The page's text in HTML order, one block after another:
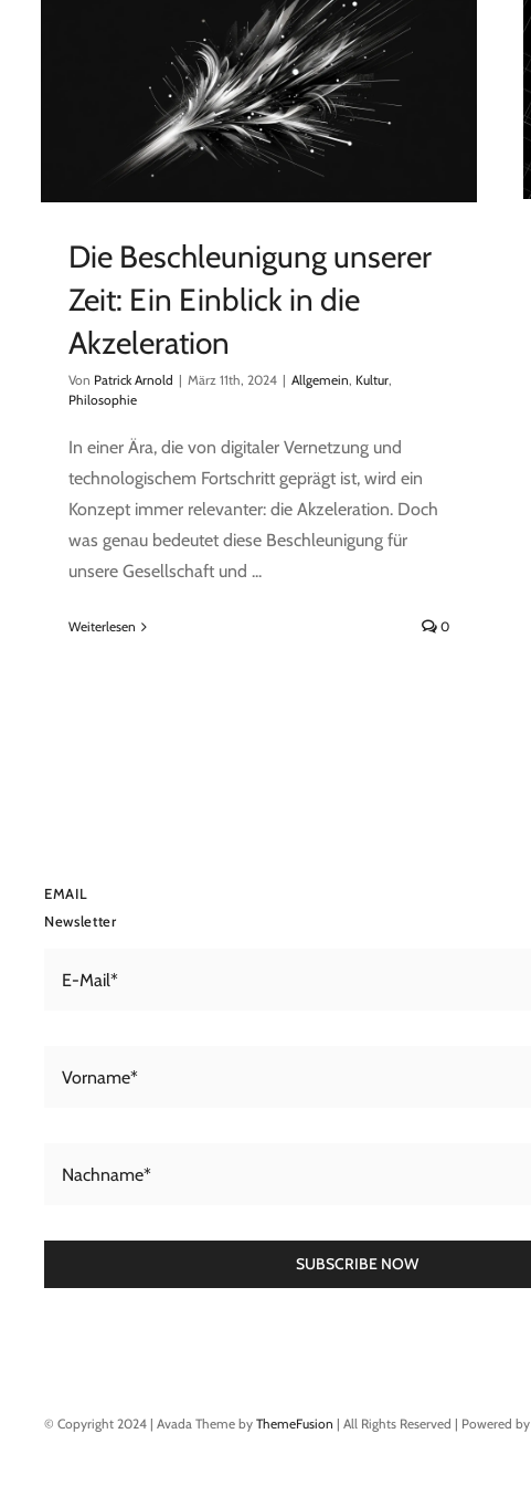
Die Beschleunigung unserer
Zeit: Ein Einblick in die
Akzeleration
Von Patrick Arnold | März 11th, 2024 | Allgemein, Kultur,
Philosophie
In einer Ära, die von digitaler Vernetzung und
technologischem Fortschritt geprägt ist, wird ein
Konzept immer relevanter: die Akzeleration. Doch
was genau bedeutet diese Beschleunigung für
unsere Gesellschaft und ...
Weiterlesen 0
EMAIL
Newsletter
SUBSCRIBE NOW
© Copyright 2024 | Avada Theme by ThemeFusion | All Rights Reserved | Powered by